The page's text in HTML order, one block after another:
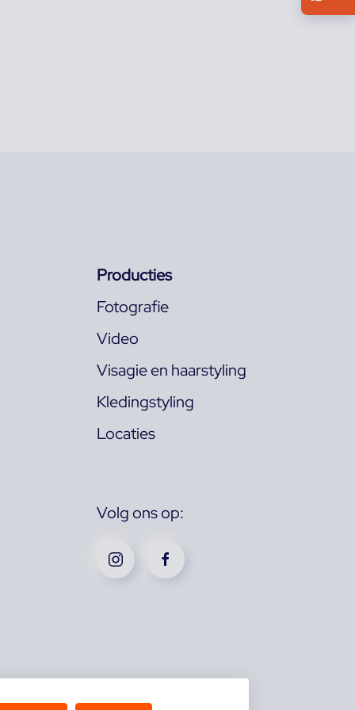
Producties
Fotografie
Video
Visagie en haarstyling
Kledingstyling
Locaties
Volg ons op: